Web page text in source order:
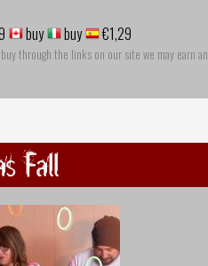
buy buy €1,29
through the links on our site we may earn an
Fall